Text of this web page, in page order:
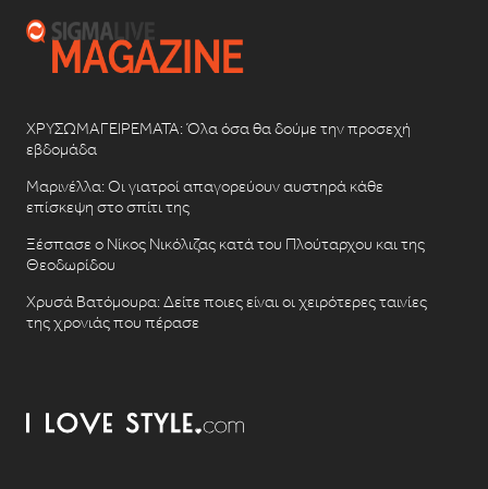
ΧΡΥΣΩΜΑΓΕΙΡΕΜΑΤΑ: Όλα όσα θα δούμε την προσεχή
εβδομάδα
Μαρινέλλα: Οι γιατροί απαγορεύουν αυστηρά κάθε
επίσκεψη στο σπίτι της
Ξέσπασε ο Νίκος Νικόλιζας κατά του Πλούταρχου και της
Θεοδωρίδου
Χρυσά Βατόμουρα: Δείτε ποιες είναι οι χειρότερες ταινίες
της χρονιάς που πέρασε